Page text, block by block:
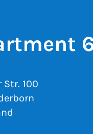
Str. 100